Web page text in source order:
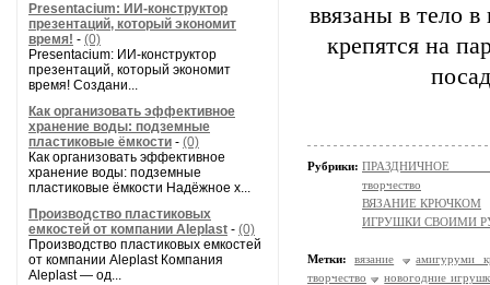
Presentacium: ИИ‑конструктор
презентаций, который экономит
время! - (0)
Presentacium: ИИ‑конструктор
презентаций, который экономит
время! Создани...
Как организовать эффективное
хранение воды: подземные
пластиковые ёмкости - (0)
Как организовать эффективное
хранение воды: подземные
пластиковые ёмкости Надёжное х...
Производство пластиковых
емкостей от компании Aleplast - (0)
Производство пластиковых емкостей
от компании Aleplast Компания
Aleplast — од...
ввязаны в тело
крепятся на
Рубрики: ПРАЗДНИЧНОЕ
творчество
ВЯЗАНИЕ КРЮЧКОМ
ИГРУШКИ СВОИМИ
Метки: вязание
амигуруми
творчество
новогодние